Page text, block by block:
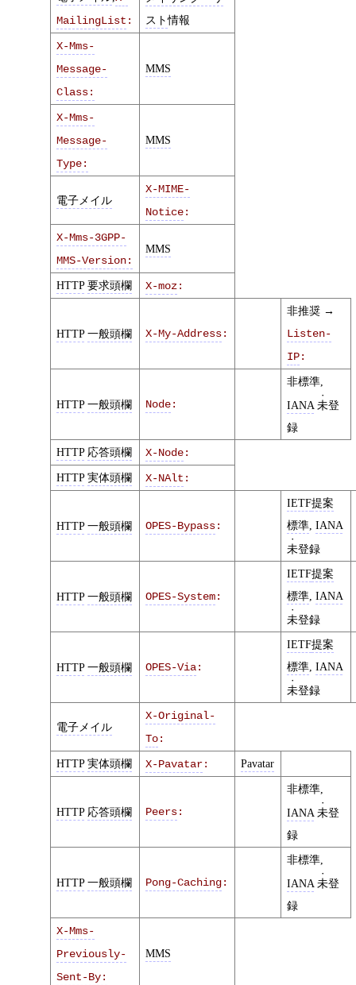
MailingList :
スト情報
X-Mms-
Message-
Class:
MMS
X-Mms-
Message-
Type:
MMS
電子メイル
X-MIME-
Notice:
X-Mms-3GPP-
MMS-Version:
MMS
HTTP 要求頭欄 X-moz:
HTTP 一般頭欄 X-My-Address:
非推奨 →
Listen-
IP:
HTTP 一般頭欄 Node:
非標準,
IANA 未登
録
HTTP 応答頭欄 X-Node:
HTTP 実体頭欄 X-NAlt :
HTTP 一般頭欄 OPES-Bypass:
IETF提案
標準 ,IANA
未登録
HTTP 一般頭欄 OPES-System:
IETF提案
標準 ,IANA
未登録
HTTP 一般頭欄 OPES-Via:
IETF提案
標準 ,IANA
未登録
電子メイル
X-Original-
To:
HTTP 実体頭欄 X-Pavatar: Pavatar
HTTP 応答頭欄 Peers:
非標準,
IANA 未登
録
HTTP 一般頭欄 Pong-Caching:
非標準,
IANA 未登
録
X-Mms-
Previously-
Sent-By:
MMS